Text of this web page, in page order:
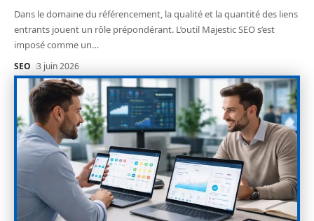
Dans le domaine du référencement, la qualité et la quantité des liens
entrants jouent un rôle prépondérant. L’outil Majestic SEO s’est
imposé comme un…
SEO 3 juin 2026